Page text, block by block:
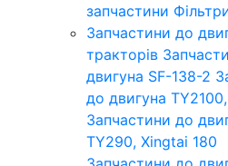
запчастини
Запчастини до
тракторів
двигуна SF-138-2
до двигуна
Запчастини до
TY290, Xingtai 180